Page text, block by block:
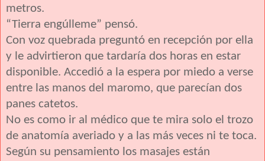
metros.
“Tierra engúlleme” pensó.
Con voz quebrada preguntó en recepción por ella
y le advirtieron que tardaría dos horas en estar
disponible. Accedió a la espera por miedo a verse
entre las manos del maromo, que parecían dos
panes catetos.
No es como ir al médico que te mira solo el trozo
de anatomía averiado y a las más veces ni te toca.
Según su pensamiento los masajes están